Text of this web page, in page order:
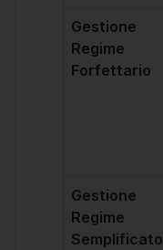
Gestione
Regime
Forfettario
Gestione
Regime
Semplificato